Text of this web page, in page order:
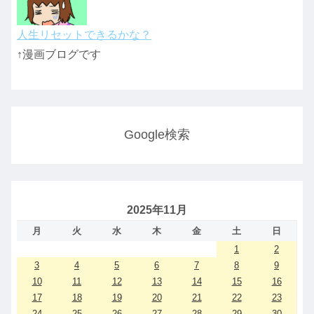
人生リセットできるかな？
↑漫画ブログです
Google検索
2025年11月
月 火 水 木 金 土
日
1
2
3
4 5 6 7 8
9
10
11 12 13 14 15
16
17
18 19 20 21 22
23